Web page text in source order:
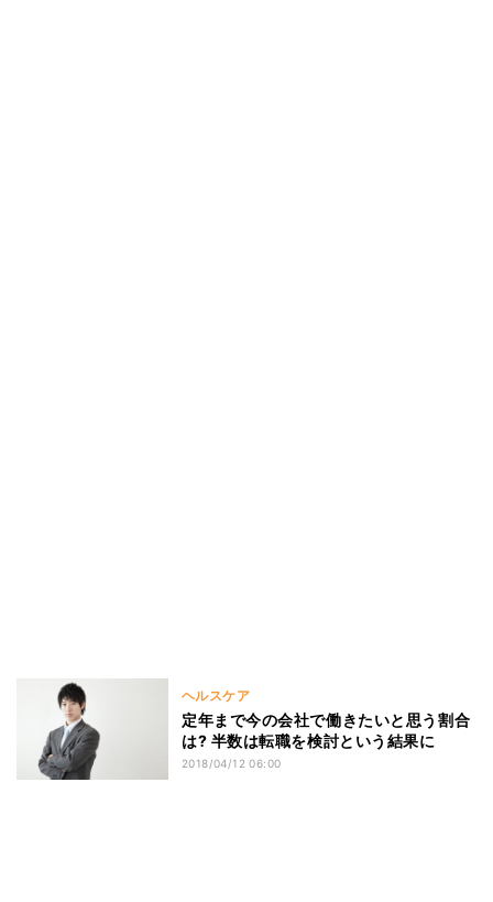
ヘルスケア
定年まで今の会社で働きたいと思う割合
は? 半数は転職を検討という結果に
2018/04/12 06:00